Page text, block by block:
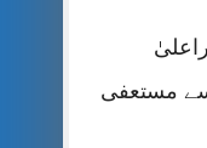
سے مستعفی